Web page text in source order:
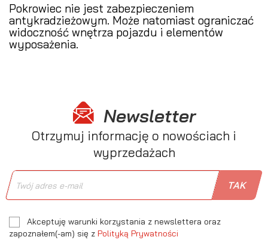
Pokrowiec nie jest zabezpieczeniem
antykradzieżowym. Może natomiast ograniczać
widoczność wnętrza pojazdu i elementów
wyposażenia.
Newsletter
Otrzymuj informację o nowościach i
wyprzedażach
Akceptuję warunki korzystania z newslettera oraz
zapoznałem(-am) się z Polityką Prywatności